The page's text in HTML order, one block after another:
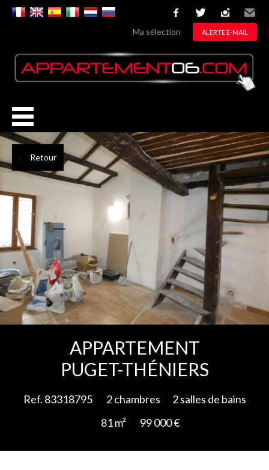
facebooktwitterinstagram
Email
Ma sélection ALERTE E-MAIL
Retour
APPARTEMENT
PUGET-THÉNIERS
Ref. 83318795 2 chambres
2 salles de bains
81 m²
99 000 €